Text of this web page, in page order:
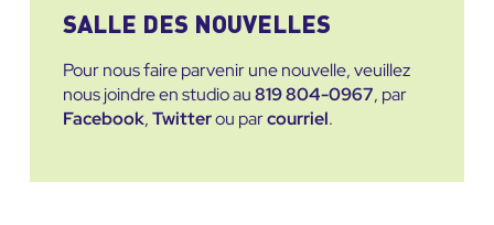
SALLE DES NOUVELLES
Pour nous faire parvenir une nouvelle, veuillez
nous joindre en studio au819 804-0967, par
Facebook,Twitterou parcourriel.